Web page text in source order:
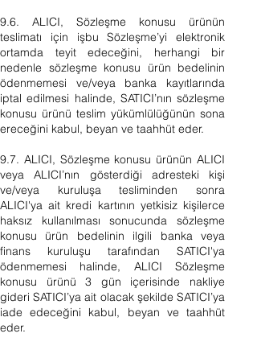
9.6. ALICI, Sözleşme konusu ürünün
teslimatı için işbu Sözleşme’yi elektronik
ortamda teyit edeceğini, herhangi bir
nedenle sözleşme konusu ürün bedelinin
ödenmemesi ve/veya banka kayıtlarında
iptal edilmesi halinde, SATICI’nın sözleşme
konusu ürünü teslim yükümlülüğünün sona
ereceğini kabul, beyan ve taahhüt eder.
9.7. ALICI, Sözleşme konusu ürünün ALICI
veya ALICI’nın gösterdiği adresteki kişi
ve/veya kuruluşa tesliminden sonra
ALICI'ya ait kredi kartının yetkisiz kişilerce
haksız kullanılması sonucunda sözleşme
konusu ürün bedelinin ilgili banka veya
finans kuruluşu tarafından SATICI'ya
ödenmemesi halinde, ALICI Sözleşme
konusu ürünü 3 gün içerisinde nakliye
gideri SATICI’ya ait olacak şekilde SATICI’ya
iade edeceğini kabul, beyan ve taahhüt
eder.